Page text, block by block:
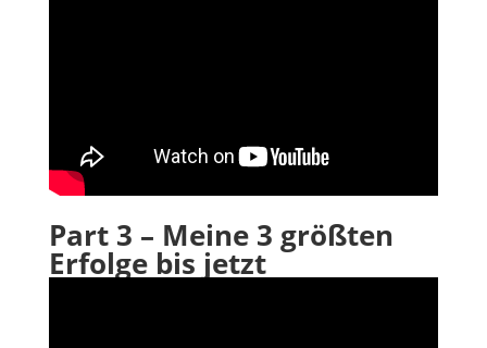
Part 3 – Meine 3 größten
Erfolge bis jetzt